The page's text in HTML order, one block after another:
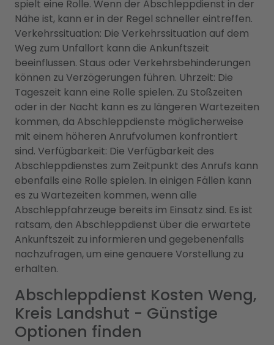
spielt eine Rolle. Wenn der Abschleppdienst in der
Nähe ist, kann er in der Regel schneller eintreffen.
Verkehrssituation: Die Verkehrssituation auf dem
Weg zum Unfallort kann die Ankunftszeit
beeinflussen. Staus oder Verkehrsbehinderungen
können zu Verzögerungen führen. Uhrzeit: Die
Tageszeit kann eine Rolle spielen. Zu Stoßzeiten
oder in der Nacht kann es zu längeren Wartezeiten
kommen, da Abschleppdienste möglicherweise
mit einem höheren Anrufvolumen konfrontiert
sind. Verfügbarkeit: Die Verfügbarkeit des
Abschleppdienstes zum Zeitpunkt des Anrufs kann
ebenfalls eine Rolle spielen. In einigen Fällen kann
es zu Wartezeiten kommen, wenn alle
Abschleppfahrzeuge bereits im Einsatz sind. Es ist
ratsam, den Abschleppdienst über die erwartete
Ankunftszeit zu informieren und gegebenenfalls
nachzufragen, um eine genauere Vorstellung zu
erhalten.
Abschleppdienst Kosten Weng,
Kreis Landshut - Günstige
Optionen finden